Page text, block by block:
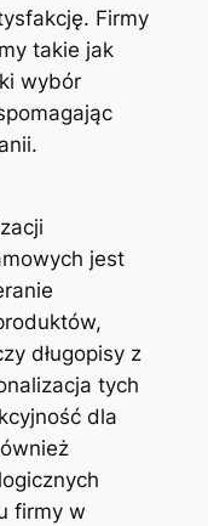
Firmy
takie jak
wybór
jest
długopisy z
tych
dla
firmy w